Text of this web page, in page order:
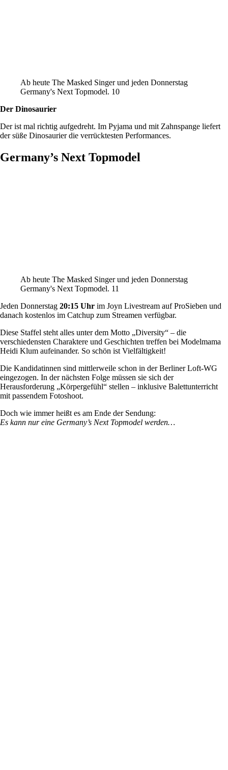
Ab heute The Masked Singer und jeden Donnerstag
Germany's Next Topmodel. 10
Der Dinosaurier
Der ist mal richtig aufgedreht. Im Pyjama und mit Zahnspange liefert
der süße Dinosaurier die verrücktesten Performances.
Germany’s Next Topmodel
Ab heute The Masked Singer und jeden Donnerstag
Germany's Next Topmodel. 11
Jeden Donnerstag 20:15 Uhr im Joyn Livestream auf ProSieben und
danach kostenlos im Catchup zum Streamen verfügbar.
Diese Staffel steht alles unter dem Motto „Diversity“ – die
verschiedensten Charaktere und Geschichten treffen bei Modelmama
Heidi Klum aufeinander. So schön ist Vielfältigkeit!
Die Kandidatinnen sind mittlerweile schon in der Berliner Loft-WG
eingezogen. In der nächsten Folge müssen sie sich der
Herausforderung „Körpergefühl“ stellen – inklusive Balettunterricht
mit passendem Fotoshoot.
Doch wie immer heißt es am Ende der Sendung:
Es kann nur eine Germany’s Next Topmodel werden…